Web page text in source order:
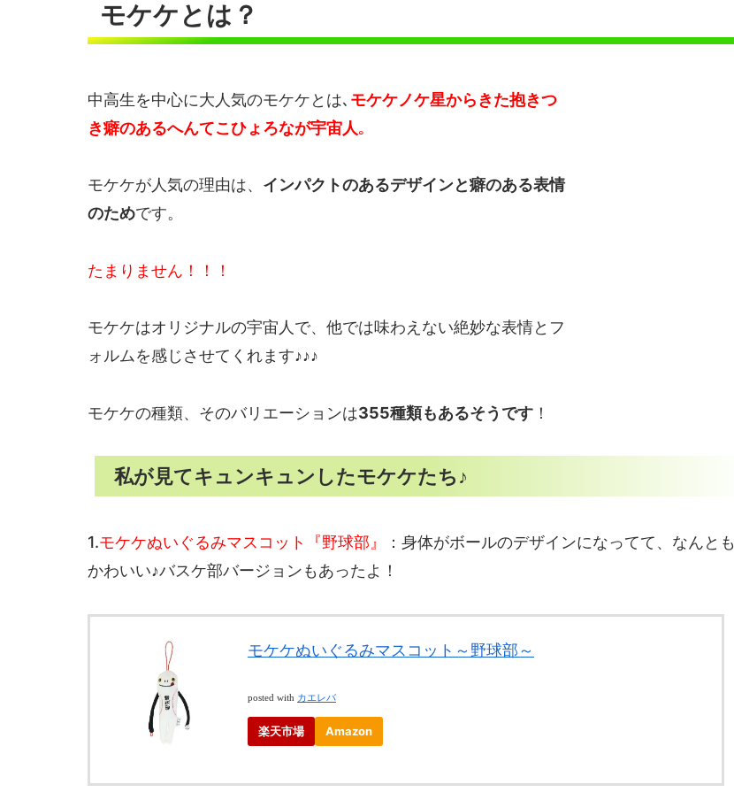
モケケとは？
中高生を中心に大人気のモケケとは､ モケケノケ星からきた抱きつ
き癖のあるへんてこひょろなが宇宙人｡
モケケが人気の理由は、 インパクトのあるデザインと癖のある表情
のためです。
たまりません！！！
モケケはオリジナルの宇宙人で、他では味わえない絶妙な表情とフ
ォルムを感じさせてくれます♪♪♪
モケケの種類、そのバリエーションは355種類もあるそうです ！
私が見てキュンキュンしたモケケたち♪
1.モケケぬいぐるみマスコット『野球部』
：身体がボールのデザインになってて、なんとも
かわいい♪バスケ部バージョンもあったよ！
モケケぬいぐるみマスコット～野球部～
posted with カエレバ
楽天市場 Amazon